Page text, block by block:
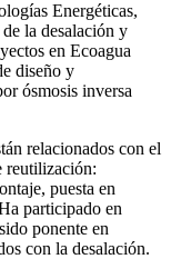
Energéticas,
la desalación y
en Ecoagua
diseño y
ósmosis inversa
relacionados con el
reutilización:
puesta en
participado en
ponente en
con la desalación.